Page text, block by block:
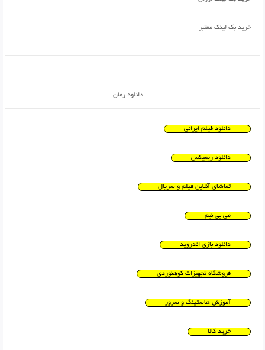
خرید بک لینک معتبر
دانلود رمان
دانلود فیلم ایرانی
دانلود ریمیکس
تماشای آنلاین فیلم و سریال
می بی نیم
دانلود بازی اندروید
فروشگاه تجهیزات کوهنوردی
آموزش هاستینگ و سرور
خرید کالا